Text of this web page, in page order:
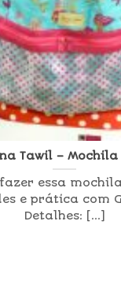
Tawil –
essa
e prática com
Detalhes: [...]